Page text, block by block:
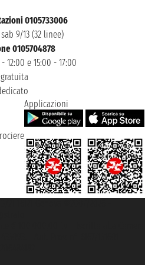
0105733006
9/13 (32 linee)
0105704878
12:00 e 15:00 - 17:00
Applicazioni